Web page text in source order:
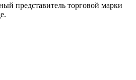
представитель торговой марки